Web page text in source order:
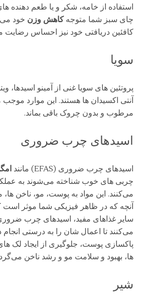
استفاده از خامه، شکر و یا طعم
چای سبز شما متوجهکاهش وزن خود
کافئین دریافتی خود نیز احساس رضایت
سویا
آنتی اکسیدان ‌ها هستند. این موارد
مرطوب و بدون چروک باقی بماند.
اسیدهای چرب ضروری
اسیدهای چرب ضروری (EFAS) مانند امگا
چربی‌ های خوب شناخته می‌شوند به
می‌کنند. این مواد به پوست، مو، ناخن‌ ها،
آنچه که در ظاهر فیزیکی شما موثر است
سایر غذاهای مفید، اسیدهای چرب
می‌کنند تا اعمال شان را به درستی انجام
پاکسازی پوست، جلوگیری از ایجاد لک‌
ها، بهبود و سلامت مو و رشد ناخن
شیر